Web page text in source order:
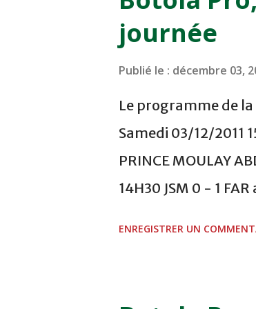
journée
Publié le : décembre 03,
Le programme de la
Samedi 03/12/2011
PRINCE MOULAY
14H30 JSM 0 - 1
ENREGISTRER UN